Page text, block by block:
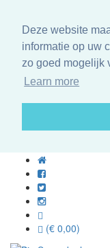
Deze website
informatie op uw
zo goed mogelijk
Learn more
(€ 0,00)